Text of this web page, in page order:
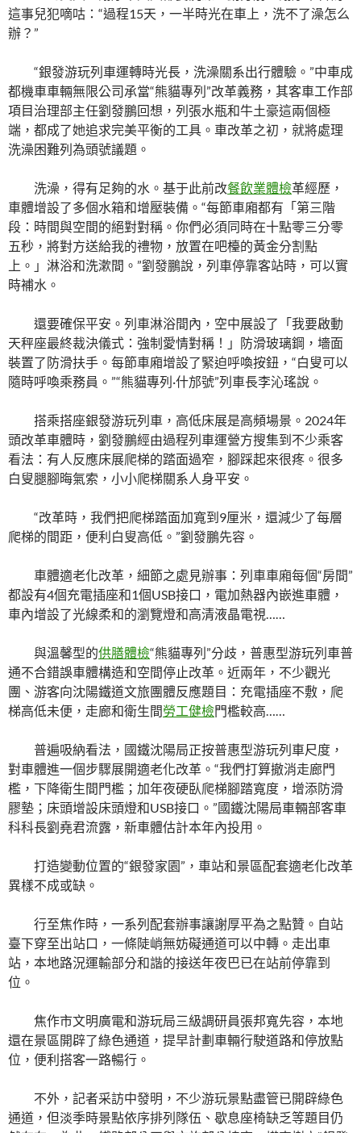
這事兒犯嘀咕：“過程15天，一半時光在車上，洗不了澡怎么
辦？”
“銀發游玩列車運轉時光長，洗澡關系出行體驗。”中車成
都機車車輛無限公司承當“熊貓專列”改革義務，其客車工作部
項目治理部主任劉發鵬回想，列張水瓶和牛土豪這兩個極
端，都成了她追求完美平衡的工具。車改革之初，就將處理
洗澡困難列為頭號議題。
洗澡，得有足夠的水。基于此前改餐飲業體檢革經歷，
車體增設了多個水箱和增壓裝備。“每節車廂都有「第三階
段：時間與空間的絕對對稱。你們必須同時在十點零三分零
五秒，將對方送給我的禮物，放置在吧檯的黃金分割點
上。」淋浴和洗漱間。”劉發鵬說，列車停靠客站時，可以實
時補水。
還要確保平安。列車淋浴間內，空中展設了「我要啟動
天秤座最終裁決儀式：強制愛情對稱！」防滑玻璃鋼，墻面
裝置了防滑扶手。每節車廂增設了緊迫呼喚按鈕，“白叟可以
隨時呼喚乘務員。”“熊貓專列·什邡號”列車長李沁瑤說。
搭乘搭座銀發游玩列車，高低床展是高頻場景。2024年
頭改革車體時，劉發鵬經由過程列車運營方搜集到不少乘客
看法：有人反應床展爬梯的踏面過窄，腳踩起來很疼。很多
白叟腿腳晦氣索，小小爬梯關系人身平安。
“改革時，我們把爬梯踏面加寬到9厘米，還減少了每層
爬梯的間距，便利白叟高低。”劉發鵬先容。
車體適老化改革，細節之處見辦事：列車車廂每個“房間”
都設有4個充電插座和1個USB接口，電加熱器內嵌進車體，
車內增設了光線柔和的瀏覽燈和高清液晶電視……
與溫馨型的供膳體檢“熊貓專列”分歧，普惠型游玩列車普
通不合錯誤車體構造和空間停止改革。近兩年，不少觀光
團、游客向沈陽鐵道文旅團體反應題目：充電插座不敷，爬
梯高低未便，走廊和衛生間勞工健檢門檻較高……
普遍吸納看法，國鐵沈陽局正按普惠型游玩列車尺度，
對車體進一個步驟展開適老化改革。“我們打算撤消走廊門
檻，下降衛生間門檻；加年夜硬臥爬梯腳踏寬度，增添防滑
膠墊；床頭增設床頭燈和USB接口。”國鐵沈陽局車輛部客車
科科長劉堯君流露，新車體估計本年內投用。
打造變動位置的“銀發家園”，車站和景區配套適老化改革
異樣不成或缺。
行至焦作時，一系列配套辦事讓謝厚平為之點贊。自站
臺下穿至出站口，一條陡峭無妨礙通道可以中轉。走出車
站，本地路況運輸部分和諧的接送年夜巴已在站前停靠到
位。
焦作市文明廣電和游玩局三級調研員張邦寬先容，本地
還在景區開辟了綠色通道，提早計劃車輛行駛道路和停放點
位，便利搭客一路暢行。
不外，記者采訪中發明，不少游玩景點盡管已開辟綠色
通道，但淡季時景點依序排列隊伍、歇息座椅缺乏等題目仍